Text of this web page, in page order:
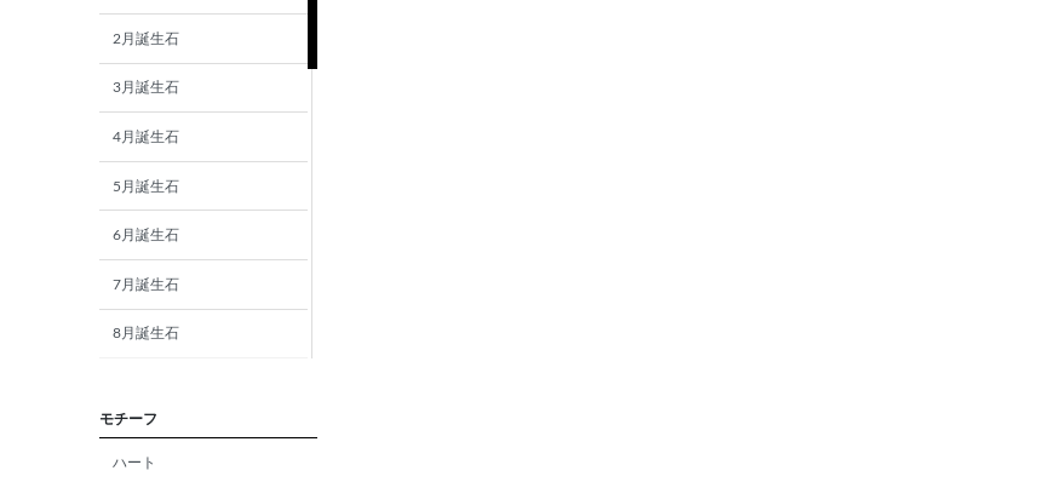
2月誕生石
3月誕生石
4月誕生石
5月誕生石
6月誕生石
7月誕生石
8月誕生石
モチーフ
ハート